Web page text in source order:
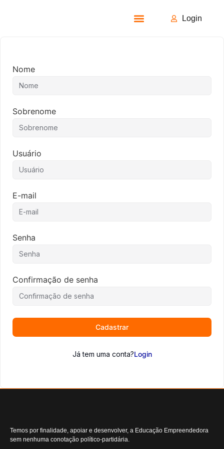
Login
Nome
Sobrenome
Usuário
E-mail
Senha
Confirmação de senha
Cadastrar
Já tem uma conta?Login
Temos por finalidade, apoiar e desenvolver, a Educação Empreendedora
sem nenhuma conotação político-partidária.